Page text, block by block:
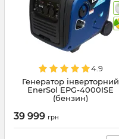
4.9
Генератор інверторний
EnerSol EPG-4000ISE
(бензин)
39 999 грн